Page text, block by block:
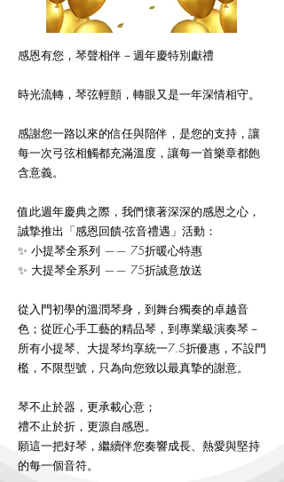
感恩有您，琴聲相伴－週年慶特別獻禮
時光流轉，琴弦輕顫，轉眼又是一年深情相守。
感謝您一路以來的信任與陪伴，是您的支持，讓
每一次弓弦相觸都充滿溫度，讓每一首樂章都飽
含意義。
值此週年慶典之際，我們懷著深深的感恩之心，
誠摯推出「感恩回饋‧弦音禮遇」活動：
✨ 小提琴全系列 —— 75折暖心特惠
✨ 大提琴全系列 —— 75折誠意放送
從入門初學的溫潤琴身，到舞台獨奏的卓越音
色；從匠心手工藝的精品琴，到專業級演奏琴－
所有小提琴、大提琴均享統一7.5折優惠，不設門
檻，不限型號，只為向您致以最真摯的謝意。
琴不止於器，更承載心意；
禮不止於折，更源自感恩。
願這一把好琴，繼續伴您奏響成長、熱愛與堅持
的每一個音符。